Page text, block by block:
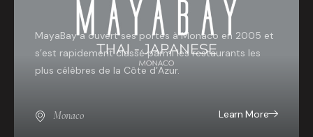
MayaBay a ouvert ses portes à Monaco en 2005 et
s’est rapidement classé parmi les restaurants les
plus célèbres de la Côte d’Azur.
Monaco Learn More